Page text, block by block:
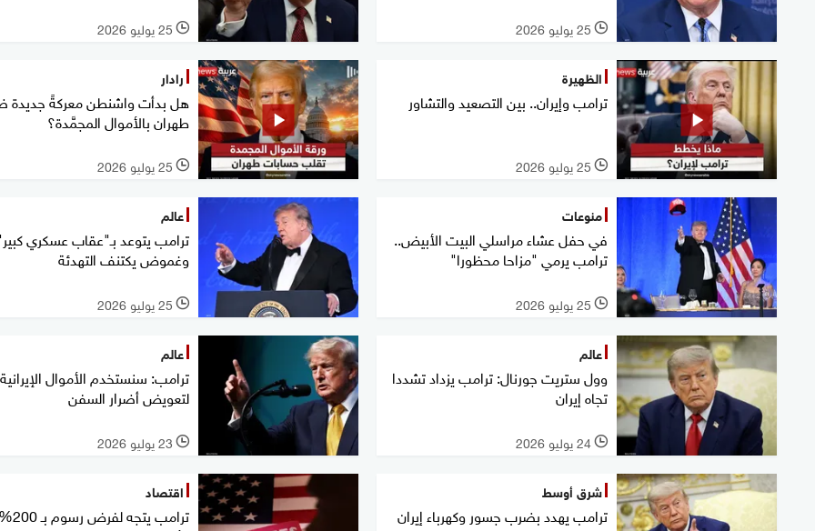
l 25 يوليو 2026 l 25 يوليو 2026
الظهيرة
ترامب وإيران.. بين التصعيد والتشاور
l 25 يوليو 2026
رادار
هل بدأت واشنطن معركةً جديدة
طهران بالأموال المجمَّدة؟
l 25 يوليو 2026
منوعات
في حفل عشاء مراسلي البيت الأبيض..
ترامب يرمي "مزاحا محظورا"
l 25 يوليو 2026
عالم
ترامب يتوعد بـ"عقاب عسكري
وغموض يكتنف التهدئة
l 25 يوليو 2026
عالم
وول ستريت جورنال: ترامب يزداد تشددا
تجاه إيران
l 24 يوليو 2026
عالم
ترامب: سنستخدم الأموال الإيرانية
لتعويض أضرار السفن
l 23 يوليو 2026
شرق أوسط
ترامب يهدد بضرب جسور وكهرباء إيران
اقتصاد
ترامب